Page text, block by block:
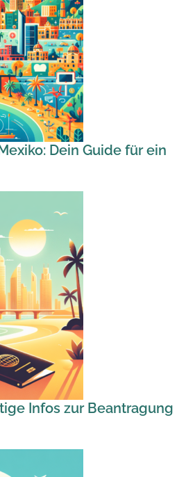
Dein Guide für ein
Infos zur Beantragung